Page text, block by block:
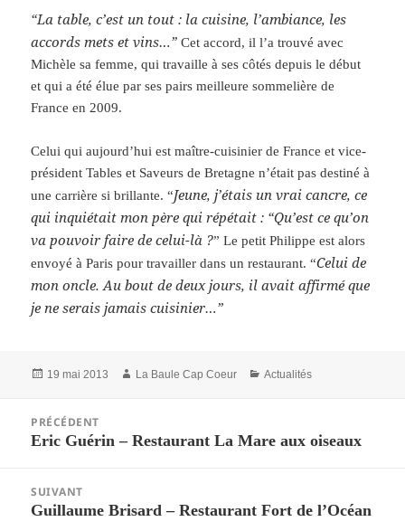
“La table, c’est un tout : la cuisine, l’ambiance, les
accords mets et vins…”Cet accord, il l’a trouvé avec
Michèle sa femme, qui travaille à ses côtés depuis le début
et qui a été élue par ses pairs meilleure sommelière de
France en 2009.
Celui qui aujourd’hui est maître-cuisinier de France et vice-
président Tables et Saveurs de Bretagne n’était pas destiné à
une carrière si brillante. “Jeune, j’étais un vrai cancre, ce
qui inquiétait mon père qui répétait : “Qu’est ce qu’on
va pouvoir faire de celui-là ?” Le petit Philippe est alors
envoyé à Paris pour travailler dans un restaurant. “Celui de
mon oncle. Au bout de deux jours, il avait affirmé que
je ne serais jamais cuisinier…”
Publié
19 mai 2013 Auteur
La Baule Cap Coeur Catégories
Actualités
PRÉCÉDENT
Article
Eric Guérin – Restaurant La Mare aux oiseaux
SUIVANT
Article
Guillaume Brisard – Restaurant Fort de l’Océan